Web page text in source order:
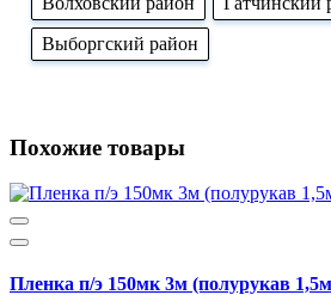
Выборгский район
Похожие товары
Пленка п/э 150мк 3м (полурукав